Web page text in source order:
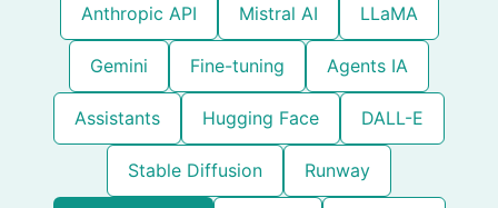
Anthropic API Mistral AI LLaMA
Gemini Fine-tuning Agents IA
Assistants Hugging Face DALL-E
Stable Diffusion Runway